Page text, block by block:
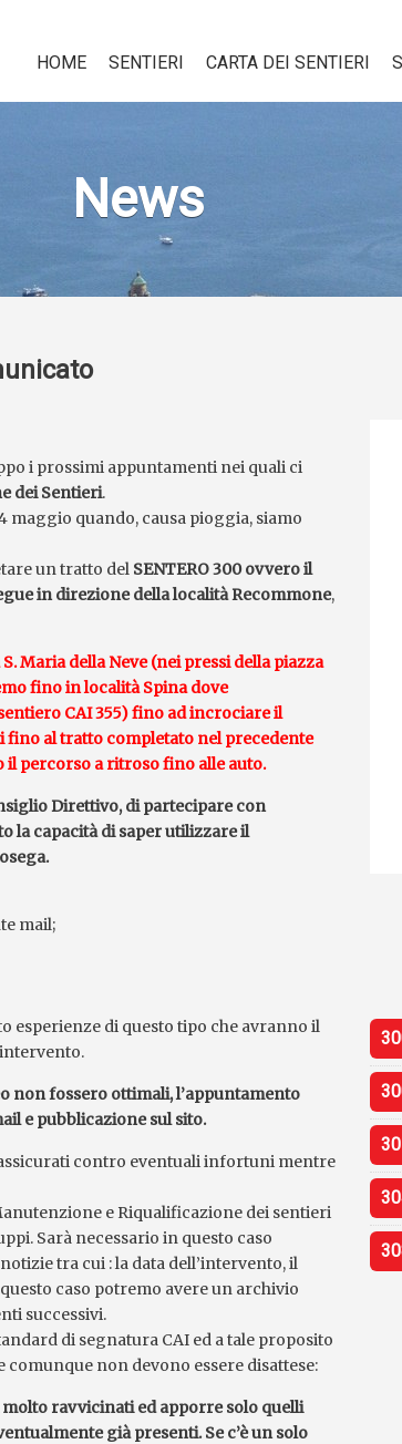
HOME SENTIERI CARTA DEI SENTIERI
News
i prossimi appuntamenti nei quali ci
dei Sentieri.
maggio quando, causa pioggia, siamo
un tratto del SENTERO 300 ovvero il
in direzione della località Recommone,
Maria della Neve (nei pressi della piazza
fino in località Spina dove
CAI 355) fino ad incrociare il
al tratto completato nel precedente
percorso a ritroso fino alle auto.
Direttivo, di partecipare con
la capacità di saper utilizzare il
mail;
esperienze di questo tipo che avranno il
non fossero ottimali, l’appuntamento
e pubblicazione sul sito.
contro eventuali infortuni mentre
e Riqualificazione dei sentieri
Sarà necessario in questo caso
tra cui : la data dell’intervento, il
caso potremo avere un archivio
successivi.
di segnatura CAI ed a tale proposito
non devono essere disattese:
ravvicinati ed apporre solo quelli
già presenti. Se c’è un solo